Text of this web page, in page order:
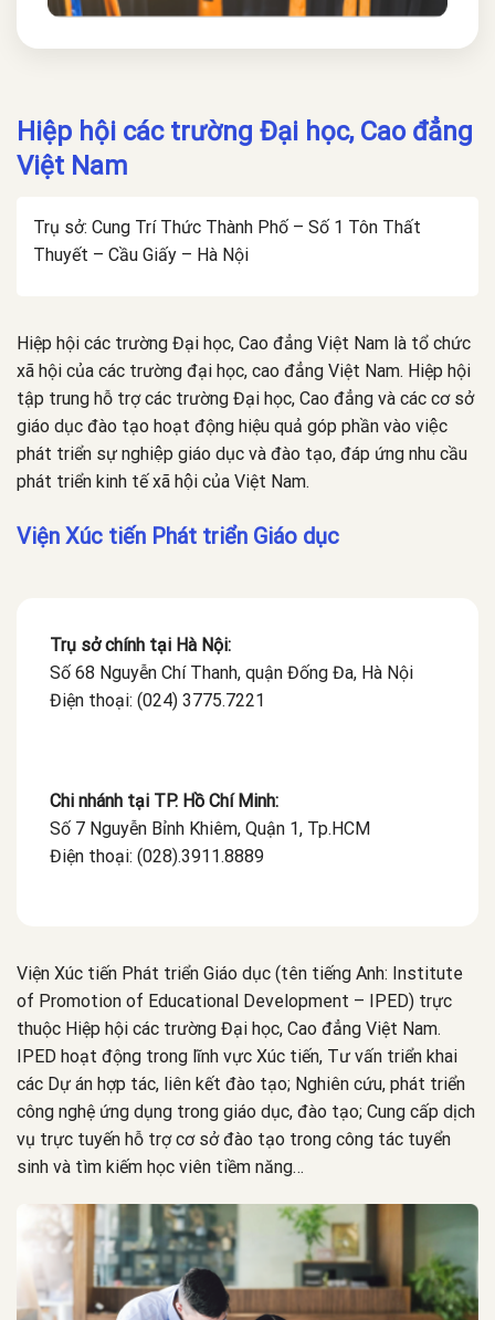
Hiệp hội các trường Đại học, Cao đẳng
Việt Nam
Trụ sở: Cung Trí Thức Thành Phố – Số 1 Tôn Thất
Thuyết – Cầu Giấy – Hà Nội
Hiệp hội các trường Đại học, Cao đẳng Việt Nam là tổ chức
xã hội của các trường đại học, cao đẳng Việt Nam. Hiệp hội
tập trung hỗ trợ các trường Đại học, Cao đẳng và các cơ sở
giáo dục đào tạo hoạt động hiệu quả góp phần vào việc
phát triển sự nghiệp giáo dục và đào tạo, đáp ứng nhu cầu
phát triển kinh tế xã hội của Việt Nam.
Viện Xúc tiến Phát triển Giáo dục
Trụ sở chính tại Hà Nội:
Số 68 Nguyễn Chí Thanh, quận Đống Đa, Hà Nội
Điện thoại: (024) 3775.7221
Chi nhánh tại TP. Hồ Chí Minh:
Số 7 Nguyễn Bỉnh Khiêm, Quận 1, Tp.HCM
Điện thoại: (028).3911.8889
Viện Xúc tiến Phát triển Giáo dục (tên tiếng Anh: Institute
of Promotion of Educational Development – IPED) trực
thuộc Hiệp hội các trường Đại học, Cao đẳng Việt Nam.
IPED hoạt động trong lĩnh vực Xúc tiến, Tư vấn triển khai
các Dự án hợp tác, liên kết đào tạo; Nghiên cứu, phát triển
công nghệ ứng dụng trong giáo dục, đào tạo; Cung cấp dịch
vụ trực tuyến hỗ trợ cơ sở đào tạo trong công tác tuyển
sinh và tìm kiếm học viên tiềm năng…